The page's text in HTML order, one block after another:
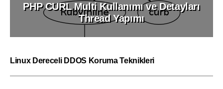
PHP CURL Multi Kullanımı ve Detayları
Thread Yapımı
Linux Dereceli DDOS Koruma Teknikleri